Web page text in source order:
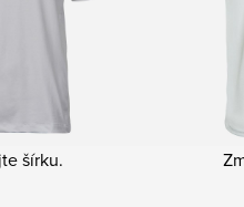
šírku.